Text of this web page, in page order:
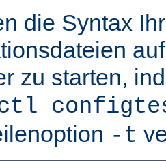
die Syntax
zu starten,
-t